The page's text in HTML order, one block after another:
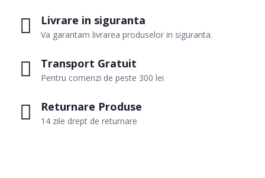
Livrare in siguranta
Va garantam livrarea produselor in siguranta.
Transport Gratuit
Pentru comenzi de peste 300 lei
Returnare Produse
14 zile drept de returnare